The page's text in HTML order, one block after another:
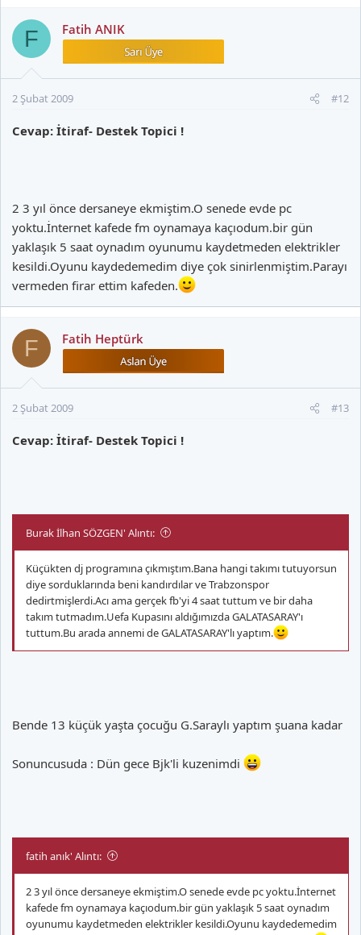
F Fatih ANIK
2 Şubat 2009 #12
Cevap: İtiraf- Destek Topici !
2 3 yıl önce dersaneye ekmiştim.O senede evde pc
yoktu.İnternet kafede fm oynamaya kaçıodum.bir gün
yaklaşık 5 saat oynadım oyunumu kaydetmeden elektrikler
kesildi.Oyunu kaydedemedim diye çok sinirlenmiştim.Parayı
vermeden firar ettim kafeden.
F Fatih Heptürk
2 Şubat 2009 #13
Cevap: İtiraf- Destek Topici !
Burak İlhan SÖZGEN' Alıntı:
Küçükten dj programına çıkmıştım.Bana hangi takımı tutuyorsun
diye sorduklarında beni kandırdılar ve Trabzonspor
dedirtmişlerdi.Acı ama gerçek fb'yi 4 saat tuttum ve bir daha
takım tutmadım.Uefa Kupasını aldığımızda GALATASARAY'ı
tuttum.Bu arada annemi de GALATASARAY'lı yaptım.
Bende 13 küçük yaşta çocuğu G.Saraylı yaptım şuana kadar
Sonuncusuda : Dün gece Bjk'li kuzenimdi
fatih anık' Alıntı:
2 3 yıl önce dersaneye ekmiştim.O senede evde pc yoktu.İnternet
kafede fm oynamaya kaçıodum.bir gün yaklaşık 5 saat oynadım
oyunumu kaydetmeden elektrikler kesildi.Oyunu kaydedemedim